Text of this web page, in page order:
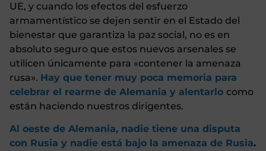
UE, y cuando los efectos del esfuerzo
armamentístico se dejen sentir en el Estado del
bienestar que garantiza la paz social, no es en
absoluto seguro que estos nuevos arsenales se
utilicen únicamente para «contener la amenaza
rusa». Hay que tener muy poca memoria para
celebrar el rearme de Alemania y alentarlo como
están haciendo nuestros dirigentes.
Al oeste de Alemania, nadie tiene una disputa
con Rusia y nadie está bajo la amenaza de Rusia.